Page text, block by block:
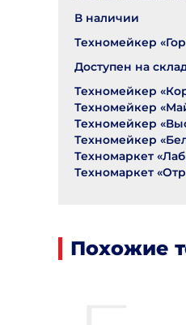
В наличии
Техномейкер
Доступен на
Техномейкер
Техномейкер
Техномейкер
Техномейкер
Техномаркет
Техномаркет
Похожие